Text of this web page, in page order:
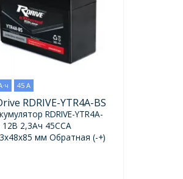
45 А
RDRIVE-YTR4A-BS
RDRIVE-YTR4A-
12В 2,3Ач 45CCA
мм Обратная (-+)